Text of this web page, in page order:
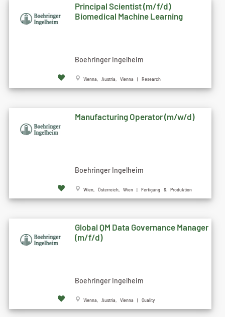
Principal Scientist (m/f/d)
Biomedical Machine Learning
Boehringer Ingelheim
Vienna, Austria, Vienna | Research
Manufacturing Operator (m/w/d)
Boehringer Ingelheim
Wien, Österreich, Wien | Fertigung & Produktion
Global QM Data Governance Manager
(m/f/d)
Boehringer Ingelheim
Vienna, Austria, Vienna | Quality